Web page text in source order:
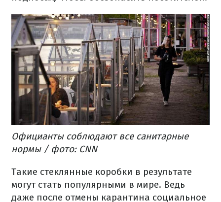
Официанты соблюдают все санитарные
нормы / фото: CNN
Такие стеклянные коробки в результате
могут стать популярными в мире. Ведь
даже после отмены карантина социальное